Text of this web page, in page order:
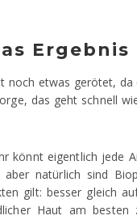
Ergebnis
noch etwas gerötet,
das geht schnell
könnt eigentlich jede
natürlich sind
gilt: besser gleich
Haut am